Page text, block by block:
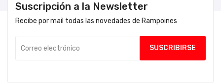
Suscripción a la Newsletter
Recibe por mail todas las novedades de Rampoines